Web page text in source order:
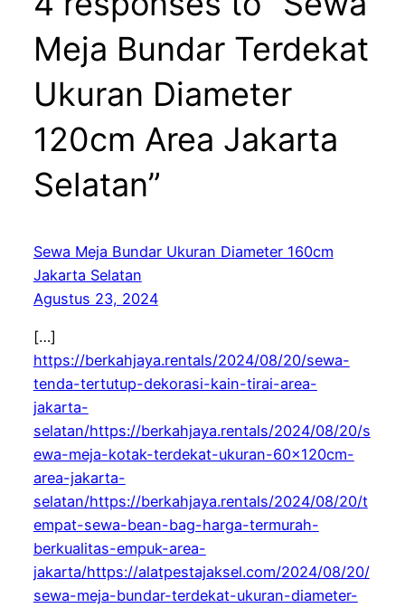
Meja Bundar Terdekat
Ukuran Diameter
120cm Area Jakarta
Selatan”
Sewa Meja Bundar Ukuran Diameter 160cm
Jakarta Selatan
Agustus 23, 2024
[…]
https://berkahjaya.rentals/2024/08/20/sewa-
tenda-tertutup-dekorasi-kain-tirai-area-
jakarta-
selatan/https://berkahjaya.rentals/2024/08/20/s
ewa-meja-kotak-terdekat-ukuran-60x120cm-
area-jakarta-
selatan/https://berkahjaya.rentals/2024/08/20/t
empat-sewa-bean-bag-harga-termurah-
berkualitas-empuk-area-
jakarta/https://alatpestajaksel.com/2024/08/20/
sewa-meja-bundar-terdekat-ukuran-diameter-